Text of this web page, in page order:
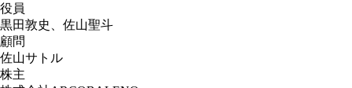
役員
黒田敦史、佐山聖斗
顧問
佐山サトル
株主